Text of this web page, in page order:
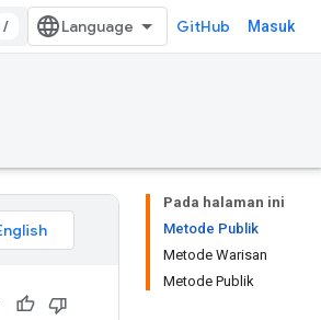
/ GitHub Masuk
Pada halaman ini
Metode Publik
Metode Warisan
Metode Publik